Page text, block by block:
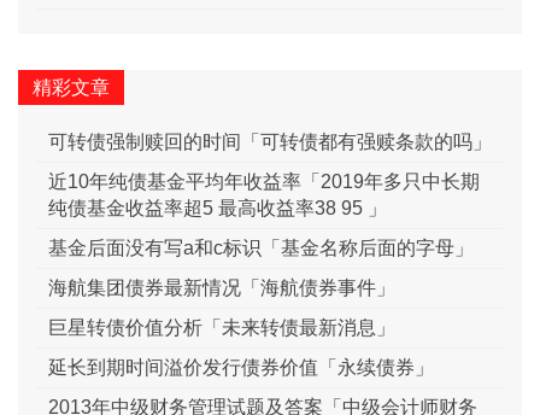
精彩文章
可转债强制赎回的时间「可转债都有强赎条款的吗」
近10年纯债基金平均年收益率「2019年多只中长期
纯债基金收益率超5 最高收益率38 95 」
基金后面没有写a和c标识「基金名称后面的字母」
海航集团债券最新情况「海航债券事件」
巨星转债价值分析「未来转债最新消息」
延长到期时间溢价发行债券价值「永续债券」
2013年中级财务管理试题及答案「中级会计师财务